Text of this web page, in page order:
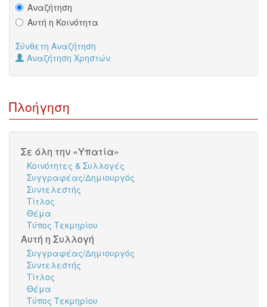
Αναζήτηση
Αυτή η Κοινότητα
Σύνθετη Αναζήτηση
Αναζήτηση Χρηστών
Πλοήγηση
Σε όλη την «Υπατία»
Κοινότητες & Συλλογές
Συγγραφέας/Δημιουργός
Συντελεστής
Τίτλος
Θέμα
Τύπος Τεκμηρίου
Αυτή η Συλλογή
Συγγραφέας/Δημιουργός
Συντελεστής
Τίτλος
Θέμα
Τύπος Τεκμηρίου